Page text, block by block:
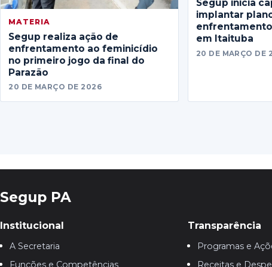
MATERIA
Segup realiza ação de
enfrentamento ao feminicídio
no primeiro jogo da final do
Parazão
20 DE MARÇO DE 2026
Segup inicia
implantar
em Itaituba
20 DE MARÇO DE
Segup PA
Institucional
A Secretaria
Funções e Competências
Transparência
Programas e
Receitas e